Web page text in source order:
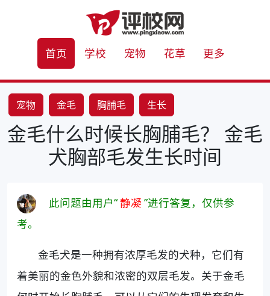
首页 学校 宠物 花草 更多
宠物 金毛 胸脯毛 生长
金毛什么时候长胸脯毛？ 金毛
犬胸部毛发生长时间
此问题由用户“静凝 ”进行答复，仅供参
考。
金毛犬是一种拥有浓厚毛发的犬种，它们有
着美丽的金色外貌和浓密的双层毛发。关于金毛